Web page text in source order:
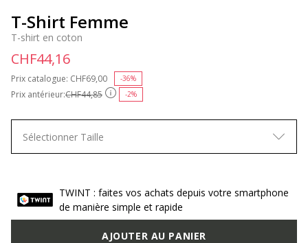
T-Shirt Femme
T-shirt en coton
Prix antérieur:CHF44,85 -2%
Prix catalogue: Price reduced from
CHF69,00 -36%
CHF44,16
Sélectionner Taille
TWINT : faites vos achats depuis votre smartphone
de manière simple et rapide
AJOUTER AU PANIER